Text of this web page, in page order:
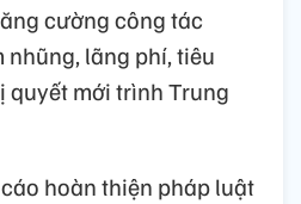
cường công tác
lãng phí, tiêu
quyết mới trình Trung
hoàn thiện pháp luật